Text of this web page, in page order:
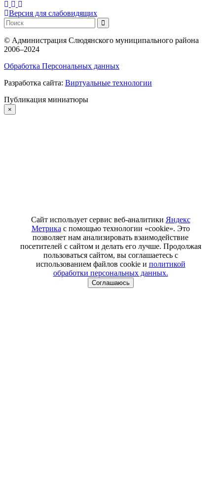
Версия для слабовидящих
© Администрация Слюдянского муниципального района
2006–2024
Обработка Персональных данных
Разработка сайта: Виртуальные технологии
Публикация миниатюры
×
Сайт использует сервис веб-аналитики Яндекс
Метрика с помощью технологии «cookie». Это
позволяет нам анализировать взаимодействие
посетителей с сайтом и делать его лучше. Продолжая
пользоваться сайтом, вы соглашаетесь с
использованием файлов cookie и политикой
обработки персональных данных.
Соглашаюсь